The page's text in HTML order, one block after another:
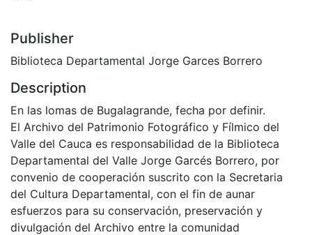
Publisher
Biblioteca Departamental Jorge Garces Borrero
Description
En las lomas de Bugalagrande, fecha por definir.
El Archivo del Patrimonio Fotográfico y Fílmico del
Valle del Cauca es responsabilidad de la Biblioteca
Departamental del Valle Jorge Garcés Borrero, por
convenio de cooperación suscrito con la Secretaria
del Cultura Departamental, con el fin de aunar
esfuerzos para su conservación, preservación y
divulgación del Archivo entre la comunidad